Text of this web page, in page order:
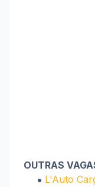
OUTRAS
L'Auto